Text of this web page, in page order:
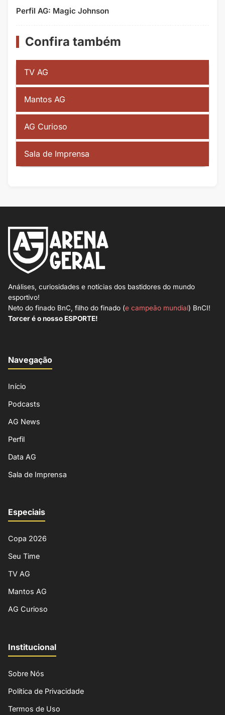
Perfil AG: Magic Johnson
Confira também
TV AG
Mantos AG
AG Curioso
Sala de Imprensa
Análises, curiosidades e notícias dos bastidores do mundo
esportivo!
Neto do finado BnC, filho do finado (e campeão mundial) BnCI!
Torcer é o nosso ESPORTE!
Navegação
Início
Podcasts
AG News
Perfil
Data AG
Sala de Imprensa
Especiais
Copa 2026
Seu Time
TV AG
Mantos AG
AG Curioso
Institucional
Sobre Nós
Política de Privacidade
Termos de Uso